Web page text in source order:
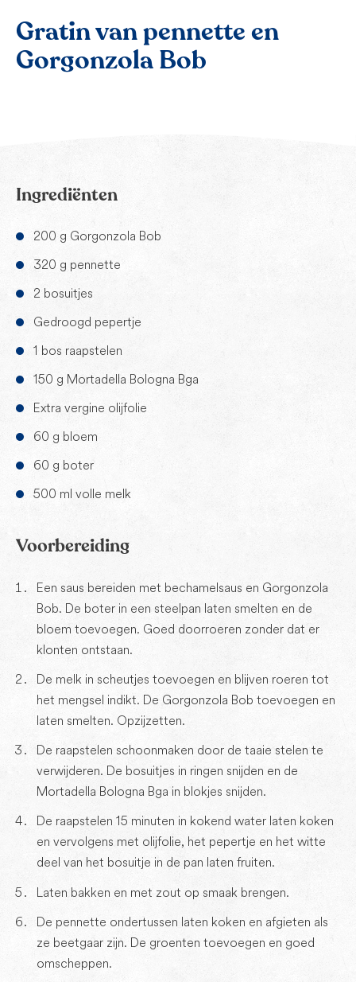
Gratin van pennette en
Gorgonzola Bob
Ingrediënten
200 g Gorgonzola Bob
320 g pennette
2 bosuitjes
Gedroogd pepertje
1 bos raapstelen
150 g Mortadella Bologna Bga
Extra vergine olijfolie
60 g bloem
60 g boter
500 ml volle melk
Voorbereiding
Een saus bereiden met bechamelsaus en Gorgonzola
Bob. De boter in een steelpan laten smelten en de
bloem toevoegen. Goed doorroeren zonder dat er
klonten ontstaan.
De melk in scheutjes toevoegen en blijven roeren tot
het mengsel indikt. De Gorgonzola Bob toevoegen en
laten smelten. Opzijzetten.
De raapstelen schoonmaken door de taaie stelen te
verwijderen. De bosuitjes in ringen snijden en de
Mortadella Bologna Bga in blokjes snijden.
De raapstelen 15 minuten in kokend water laten koken
en vervolgens met olijfolie, het pepertje en het witte
deel van het bosuitje in de pan laten fruiten.
Laten bakken en met zout op smaak brengen.
De pennette ondertussen laten koken en afgieten als
ze beetgaar zijn. De groenten toevoegen en goed
omscheppen.